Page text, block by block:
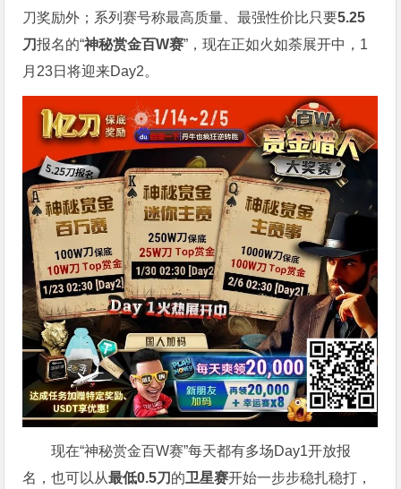
刀奖励外；系列赛号称最高质量、最强性价比只要5.25
刀报名的“神秘赏金百W赛”，现在正如火如荼展开中，1
月23日将迎来Day2。
现在“神秘赏金百W赛”每天都有多场Day1开放报
名，也可以从最低0.5刀 的卫星赛开始一步步稳扎稳打，